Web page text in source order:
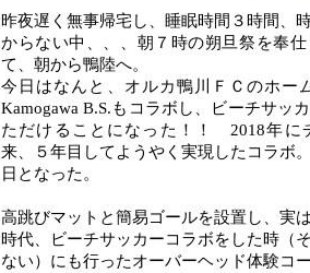
昨夜遅く無事帰宅し、睡眠時間３時間、
からない中、、、朝７時の朔旦祭を奉
て、朝から鴨陸へ。
今日はなんと、オルカ鴨川ＦＣのホー
Kamogawa B.S.もコラボし、ビーチサッ
ただけることになった！！ 2018年に
来、５年目してようやく実現したコラボ
日となった。
高跳びマットと簡易ゴールを設置し、実
時代、ビーチサッカーコラボをした時（
ない）にも行ったオーバーヘッド体験コ